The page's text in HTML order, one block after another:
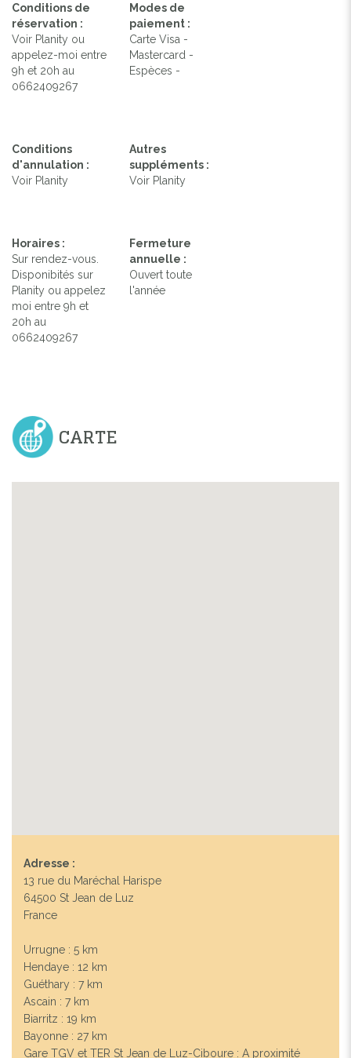
Conditions de
réservation :
Voir Planity ou
appelez-moi entre
9h et 20h au
0662409267
Modes de
paiement :
Carte Visa -
Mastercard -
Espèces -
Conditions
d'annulation :
Voir Planity
Autres
suppléments :
Voir Planity
Horaires :
Sur rendez-vous.
Disponibités sur
Planity ou appelez
moi entre 9h et
20h au
0662409267
Fermeture
annuelle :
Ouvert toute
l'année
CARTE
Adresse :
13 rue du Maréchal Harispe
64500 St Jean de Luz
France
Urrugne : 5 km
Hendaye : 12 km
Guéthary : 7 km
Ascain : 7 km
Biarritz : 19 km
Bayonne : 27 km
Gare TGV et TER St Jean de Luz-Ciboure : A proximité